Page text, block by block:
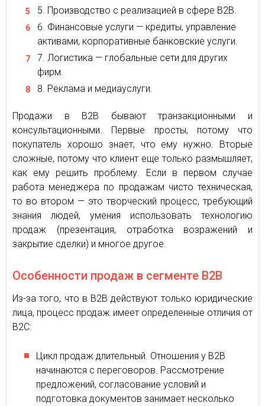
Производство с реализацией в сфере В2В.
Финансовые услуги — кредиты, управление
активами, корпоративные банковские услуги.
Логистика — глобальные сети для других
фирм.
Реклама и медиауслуги.
Продажи в В2В бывают транзакционными и
консультационными. Первые просты, потому что
покупатель хорошо знает, что ему нужно. Вторые
сложные, потому что клиент еще только размышляет,
как ему решить проблему. Если в первом случае
работа менеджера по продажам чисто техническая,
то во втором — это творческий процесс, требующий
знания людей, умения использовать технологию
продаж (презентация, отработка возражений и
закрытие сделки) и многое другое.
Особенности продаж в сегменте B2B
Из-за того, что в В2В действуют только юридические
лица, процесс продаж имеет определенные отличия от
В2С:
Цикл продаж длительный. Отношения у В2В
начинаются с переговоров. Рассмотрение
предложений, согласование условий и
подготовка документов занимает несколько